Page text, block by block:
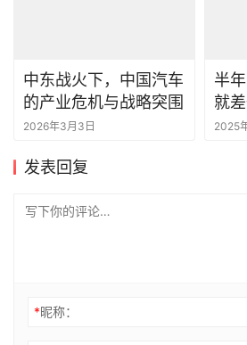
中东战火下，中国汽车
的产业危机与战略突围
2026年3月3日
半
就
话
2025
发表回复
*昵称：